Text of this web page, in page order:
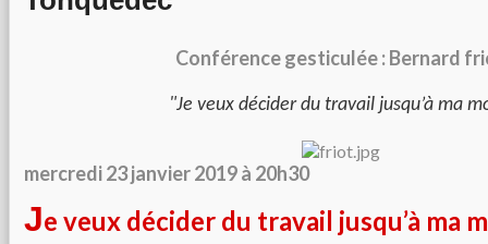
Conférence gesticulée : Bernard
"Je veux décider du travail jusqu’à ma
mercredi 23 janvier 2019 à 20h30
Je veux décider du travail jusqu’à ma